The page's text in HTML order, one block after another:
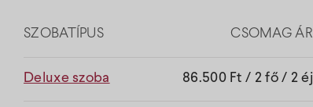
SZOBATÍPUS CSOMAG ÁR
Deluxe szoba 86.500 Ft / 2 fő / 2 éj